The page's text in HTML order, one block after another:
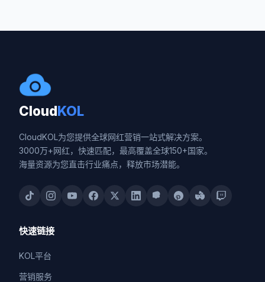
CloudKOL
CloudKOL为您提供全球网红营销一站式解决方案。
3000万+网红，快速匹配，最高覆盖全球150+国家。
海量资源为您直击行业痛点，释放市场潜能。
快速链接
KOL平台
营销服务